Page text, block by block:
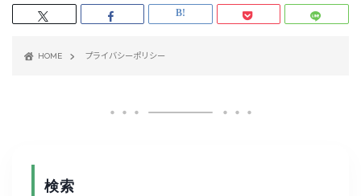
HOME プライバシーポリシー
検索